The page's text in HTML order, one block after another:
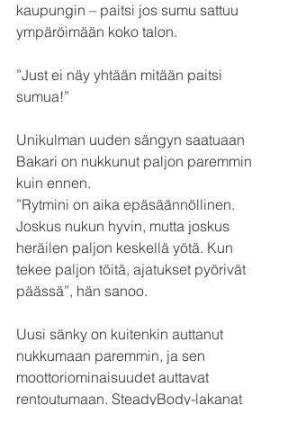
kaupungin – paitsi jos sumu sattuu
ympäröimään koko talon.
”Just ei näy yhtään mitään paitsi
sumua!”
Unikulman uuden sängyn saatuaan
Bakari on nukkunut paljon paremmin
kuin ennen.
”Rytmini on aika epäsäännöllinen.
Joskus nukun hyvin, mutta joskus
heräilen paljon keskellä yötä. Kun
tekee paljon töitä, ajatukset pyörivät
päässä”, hän sanoo.
Uusi sänky on kuitenkin auttanut
nukkumaan paremmin, ja sen
moottoriominaisuudet auttavat
rentoutumaan. SteadyBody-lakanat